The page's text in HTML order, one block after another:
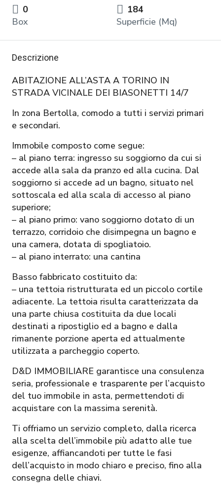
0
Box
184
Superficie (Mq)
Descrizione
ABITAZIONE ALL’ASTA A TORINO IN
STRADA VICINALE DEI BIASONETTI 14/7
In zona Bertolla, comodo a tutti i servizi primari
e secondari.
Immobile composto come segue:
– al piano terra: ingresso su soggiorno da cui si
accede alla sala da pranzo ed alla cucina. Dal
soggiorno si accede ad un bagno, situato nel
sottoscala ed alla scala di accesso al piano
superiore;
– al piano primo: vano soggiorno dotato di un
terrazzo, corridoio che disimpegna un bagno e
una camera, dotata di spogliatoio.
– al piano interrato: una cantina
Basso fabbricato costituito da:
– una tettoia ristrutturata ed un piccolo cortile
adiacente. La tettoia risulta caratterizzata da
una parte chiusa costituita da due locali
destinati a ripostiglio ed a bagno e dalla
rimanente porzione aperta ed attualmente
utilizzata a parcheggio coperto.
D&D IMMOBILIARE garantisce una consulenza
seria, professionale e trasparente per l’acquisto
del tuo immobile in asta, permettendoti di
acquistare con la massima serenità.
Ti offriamo un servizio completo, dalla ricerca
alla scelta dell’immobile più adatto alle tue
esigenze, affiancandoti per tutte le fasi
dell’acquisto in modo chiaro e preciso, fino alla
consegna delle chiavi.